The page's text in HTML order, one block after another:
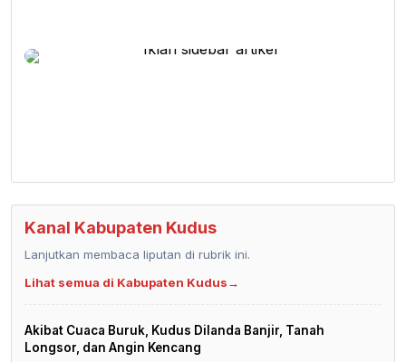
Kanal Kabupaten Kudus
Lanjutkan membaca liputan di rubrik ini.
Lihat semua di Kabupaten Kudus→
Akibat Cuaca Buruk, Kudus Dilanda Banjir, Tanah
Longsor, dan Angin Kencang